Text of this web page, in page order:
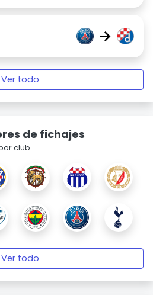
→
Ver todo
de fichajes
club.
Ver todo